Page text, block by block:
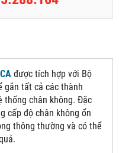
được tích hợp với Bộ
gắn tất cả các thành
thống chân không. Đặc
cấp độ chân không ổn
thông thường và có thể